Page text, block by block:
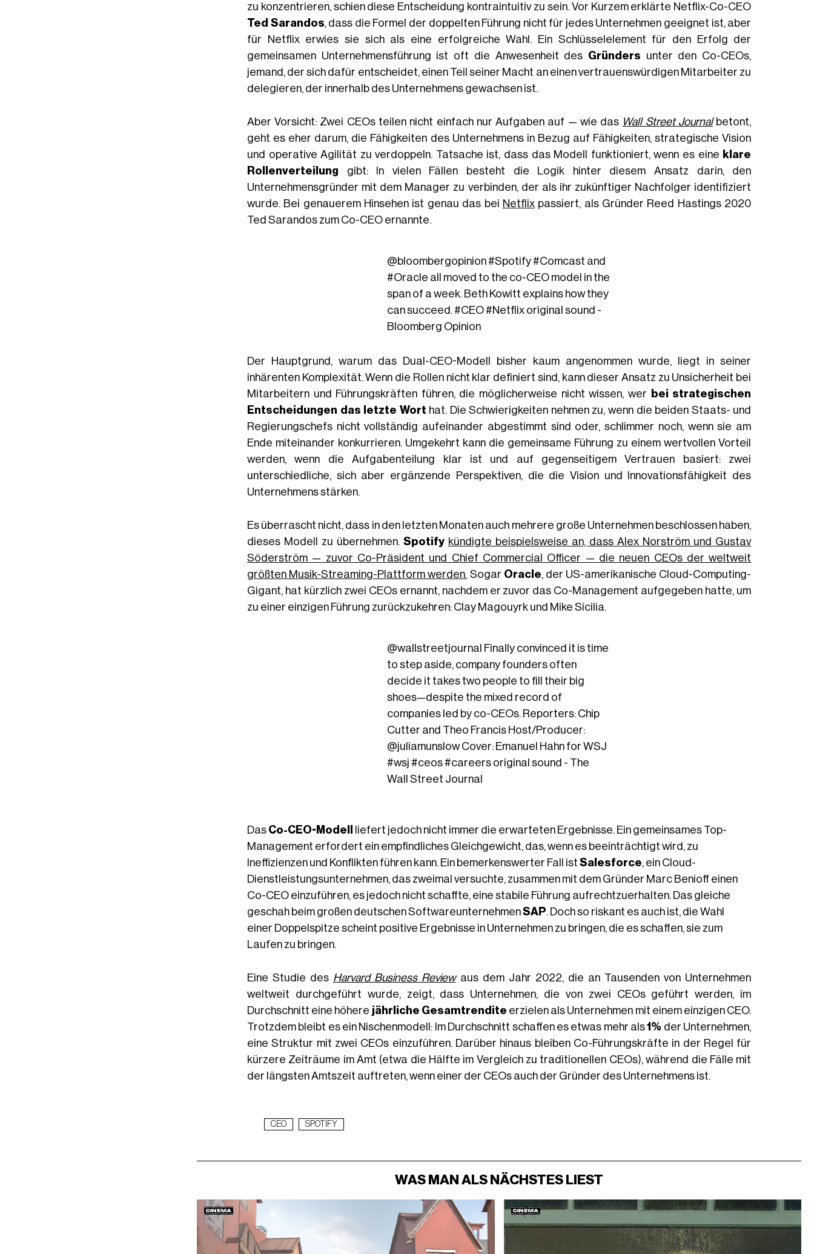
zu konzentrieren, schien diese Entscheidung kontraintuitiv zu sein. Vor Kurzem erklärte Netflix-Co-CEO
Ted Sarandos, dass die Formel der doppelten Führung nicht für jedes Unternehmen geeignet ist, aber
für Netflix erwies sie sich als eine erfolgreiche Wahl. Ein Schlüsselelement für den Erfolg der
gemeinsamen Unternehmensführung ist oft die Anwesenheit des Gründers unter den Co-CEOs,
jemand, der sich dafür entscheidet, einen Teil seiner Macht an einen vertrauenswürdigen Mitarbeiter zu
delegieren, der innerhalb des Unternehmens gewachsen ist.
Aber Vorsicht: Zwei CEOs teilen nicht einfach nur Aufgaben auf — wie das Wall Street Journalbetont,
geht es eher darum, die Fähigkeiten des Unternehmens in Bezug auf Fähigkeiten, strategische Vision
und operative Agilität zu verdoppeln. Tatsache ist, dass das Modell funktioniert, wenn es eine klare
Rollenverteilung gibt: In vielen Fällen besteht die Logik hinter diesem Ansatz darin, den
Unternehmensgründer mit dem Manager zu verbinden, der als ihr zukünftiger Nachfolger identifiziert
wurde. Bei genauerem Hinsehen ist genau das bei Netflixpassiert, als Gründer Reed Hastings 2020
Ted Sarandos zum Co-CEO ernannte.
@bloombergopinion#Spotify#Comcast and
#Oracle all moved to the co-CEO model in the
span of a week. Beth Kowitt explains how they
can succeed.#CEO#Netflix original sound -
Bloomberg Opinion
Der Hauptgrund, warum das Dual-CEO-Modell bisher kaum angenommen wurde, liegt in seiner
inhärenten Komplexität. Wenn die Rollen nicht klar definiert sind, kann dieser Ansatz zu Unsicherheit bei
Mitarbeitern und Führungskräften führen, die möglicherweise nicht wissen, wer
bei strategischen
Entscheidungen das letzte Wort hat. Die Schwierigkeiten nehmen zu, wenn die beiden Staats- und
Regierungschefs nicht vollständig aufeinander abgestimmt sind oder, schlimmer noch, wenn sie am
Ende miteinander konkurrieren. Umgekehrt kann die gemeinsame Führung zu einem wertvollen Vorteil
werden, wenn die Aufgabenteilung klar ist und auf gegenseitigem Vertrauen basiert: zwei
unterschiedliche, sich aber ergänzende Perspektiven, die die Vision und Innovationsfähigkeit des
Unternehmens stärken.
Es überrascht nicht, dass in den letzten Monaten auch mehrere große Unternehmen beschlossen haben,
dieses Modell zu übernehmen.Spotify kündigte beispielsweise an, dass Alex Norström und Gustav
Söderström — zuvor Co-Präsident und Chief Commercial Officer — die neuen CEOs der weltweit
größten Musik-Streaming-Plattform werden. Sogar Oracle, der US-amerikanische Cloud-Computing-
Gigant, hat kürzlich zwei CEOs ernannt, nachdem er zuvor das Co-Management aufgegeben hatte, um
zu einer einzigen Führung zurückzukehren: Clay Magouyrk und Mike Sicilia.
@wallstreetjournal Finally convinced it is time
to step aside, company founders often
decide it takes two people to fill their big
shoes—despite the mixed record of
companies led by co-CEOs. Reporters: Chip
Cutter and Theo Francis Host/Producer:
@juliamunslow Cover: Emanuel Hahn for WSJ
#wsj #ceos#careers original sound - The
Wall Street Journal
Das Co-CEO-Modell
liefert jedoch nicht immer die erwarteten Ergebnisse. Ein gemeinsames Top-
Management erfordert ein empfindliches Gleichgewicht, das, wenn es beeinträchtigt wird, zu
Ineffizienzen und Konflikten führen kann. Ein bemerkenswerter Fall ist Salesforce, ein Cloud-
Dienstleistungsunternehmen, das zweimal versuchte, zusammen mit dem Gründer Marc Benioff einen
Co-CEO einzuführen, es jedoch nicht schaffte, eine stabile Führung aufrechtzuerhalten. Das gleiche
geschah beim großen deutschen SoftwareunternehmenSAP. Doch so riskant es auch ist, die Wahl
einer Doppelspitze scheint positive Ergebnisse in Unternehmen zu bringen, die es schaffen, sie zum
Laufen zu bringen.
Eine Studie des Harvard Business Reviewaus dem Jahr 2022, die an Tausenden von Unternehmen
weltweit durchgeführt wurde, zeigt, dass Unternehmen, die von zwei CEOs geführt werden, im
Durchschnitt eine höhere jährliche Gesamtrendite erzielen als Unternehmen mit einem einzigen CEO.
Trotzdem bleibt es ein Nischenmodell: Im Durchschnitt schaffen es etwas mehr als1% der Unternehmen,
eine Struktur mit zwei CEOs einzuführen. Darüber hinaus bleiben Co-Führungskräfte in der Regel für
kürzere Zeiträume im Amt (etwa die Hälfte im Vergleich zu traditionellen CEOs), während die Fälle mit
der längsten Amtszeit auftreten, wenn einer der CEOs auch der Gründer des Unternehmens ist.
CEO SPOTIFY
WAS MAN ALS NÄCHSTES LIEST